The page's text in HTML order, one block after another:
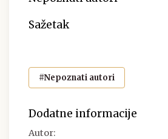
Sažetak
#Nepoznati autori
Dodatne informacije
Autor: